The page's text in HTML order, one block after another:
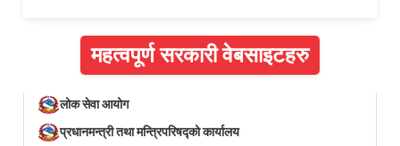
महत्वपूर्ण सरकारी वेबसाइटहरु
लोक सेवा आयोग
प्रधानमन्त्री तथा मन्त्रिपरिषद्को कार्यालय